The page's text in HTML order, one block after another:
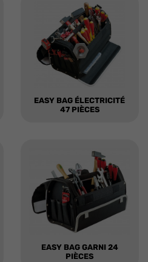
EASY BAG ÉLECTRICITÉ
47 PIÈCES
EASY BAG GARNI 24
PIÈCES